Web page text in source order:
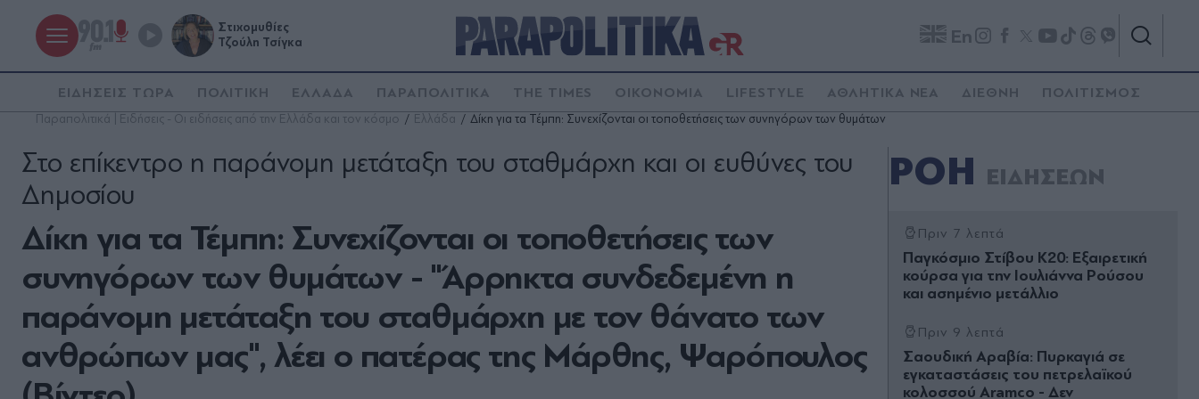
Στιχομυθίες
Τζούλη Τσίγκα
En
ΕΙΔΗΣΕΙΣ ΤΩΡΑ ΠΟΛΙΤΙΚΗ ΕΛΛΑΔΑ ΠΑΡΑΠΟΛΙΤΙΚΑ THE TIMES ΟΙΚΟΝΟΜΙΑ LIFESTYLE ΑΘΛΗΤΙΚΑ ΝΕΑ ΔΙΕΘΝΗ ΠΟΛΙΤΙΣΜΟΣ
Παραπολιτικά | Ειδήσεις - Οι ειδήσεις από την Ελλάδα και τον κόσμο Ελλάδα Δίκη για τα Τέμπη: Συνεχίζονται οι τοποθετήσεις των συνηγόρων των θυμάτων
Δίκη για τα Τέμπη: Συνεχίζονται οι τοποθετήσεις των
συνηγόρων των θυμάτων - "Άρρηκτα συνδεδεμένη η
παράνομη μετάταξη του σταθμάρχη με τον θάνατο των
ανθρώπων μας", λέει ο πατέρας της Μάρθης, Ψαρόπουλος
Στο επίκεντρο η παράνομη μετάταξη του σταθμάρχη και οι ευθύνες του
Δημοσίου
ΡΟΗ ΕΙΔΗΣΕΩΝ
Πριν 7 λεπτά
Παγκόσμιο Στίβου Κ20: Εξαιρετική
κούρσα για την Ιουλιάννα Ρούσου
και ασημένιο μετάλλιο
Πριν 9 λεπτά
Σαουδική Αραβία: Πυρκαγιά σε
εγκαταστάσεις του πετρελαϊκού
κολοσσού Aramco - Δεν